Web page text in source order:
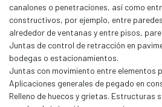
canalones o penetraciones, así como
constructivos, por ejemplo, entre
alrededor de ventanas y entre pisos,
Juntas de control de retracción en
bodegas o estacionamientos.
Juntas con movimiento entre elementos
Aplicaciones generales de pegado en
Relleno de huecos y grietas. Estructuras